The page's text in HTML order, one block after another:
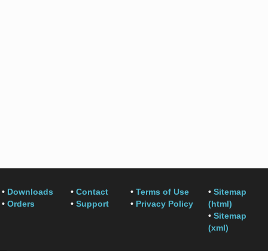
• Downloads
• Orders
• Contact
• Support
• Terms of Use
• Privacy Policy
• Sitemap
(html)
• Sitemap
(xml)